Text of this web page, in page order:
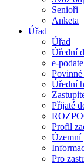
Senioři
Anketa
Úřad
Úřad
Úřední
e-
Úřední
Přijaté
Profil
Územní
Pro